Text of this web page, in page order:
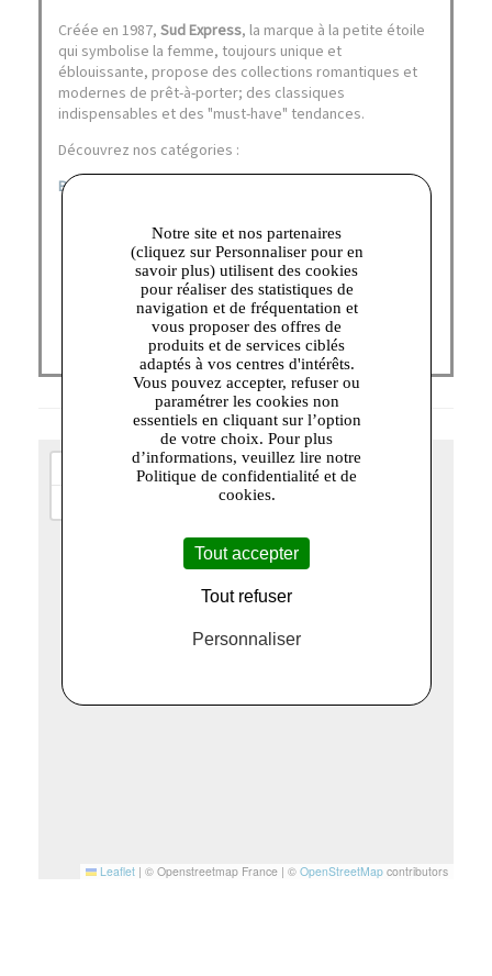
Créée en 1987, Sud Express, la marque à la petite étoile
qui symbolise la femme, toujours unique et
éblouissante, propose des collections romantiques et
modernes de prêt-à-porter; des classiques
indispensables et des "must-have" tendances.
Découvrez nos catégories :
BLOUSE
Leaflet | © Openstreetmap France | © OpenStreetMap contributors
Notre site et nos partenaires
(cliquez sur Personnaliser pour en
savoir plus) utilisent des cookies
pour réaliser des statistiques de
navigation et de fréquentation et
vous proposer des offres de
produits et de services ciblés
adaptés à vos centres d'intérêts.
Vous pouvez accepter, refuser ou
paramétrer les cookies non
essentiels en cliquant sur l’option
de votre choix. Pour plus
d’informations, veuillez lire notre
Politique de confidentialité et de
cookies.
Tout accepter
Tout refuser
Personnaliser